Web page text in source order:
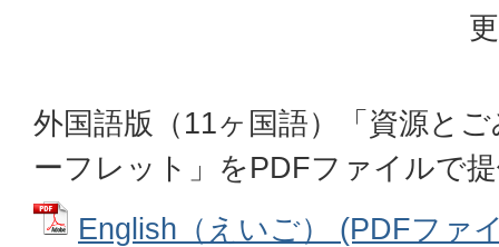
外国語版（11ヶ国語）「資源と
ーフレット」をPDFファイルで
English（えいご） (PDFファ